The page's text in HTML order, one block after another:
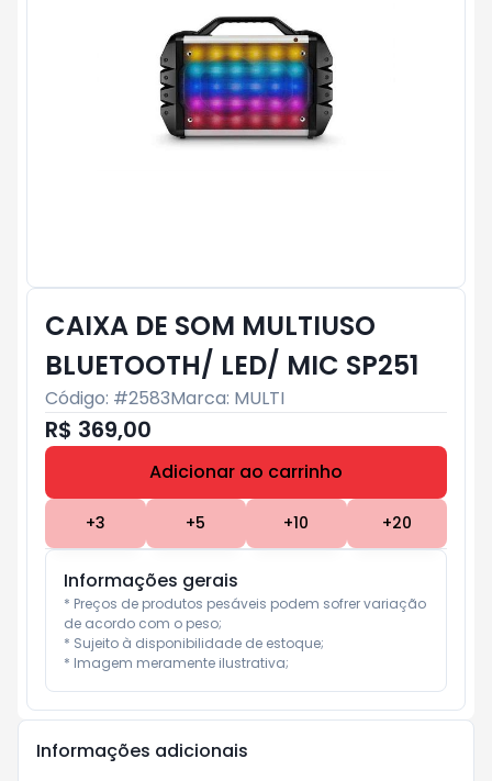
CAIXA DE SOM MULTIUSO
BLUETOOTH/ LED/ MIC SP251
Código: #2583Marca: MULTI
R$ 369,00
Adicionar ao carrinho
+3 +5 +10 +20
Informações gerais
* Preços de produtos pesáveis podem sofrer variação
de acordo com o peso;
* Sujeito à disponibilidade de estoque;
* Imagem meramente ilustrativa;
Informações adicionais